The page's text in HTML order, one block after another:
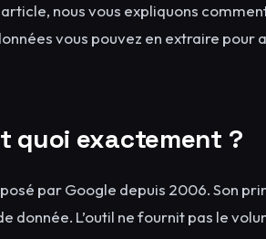
nous vous expliquons
vous pouvez en extraire pour
quoi exactement ?
par Google depuis 2006. Son
donnée. L’outil ne fournit pas le